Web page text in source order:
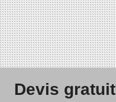
Devis gratuit